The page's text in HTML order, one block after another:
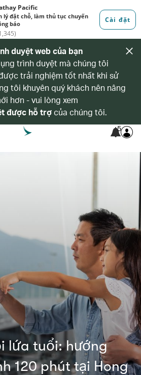
duyệt web của bạn
trình duyệt mà chúng tôi
trải nghiệm tốt nhất khi sử
tôi khuyên quý khách nên nâng
hơn - vui lòng xem
được hỗ trợcủa chúng tôi.
5
lứa tuổi: hướng
120 phút tại Hong